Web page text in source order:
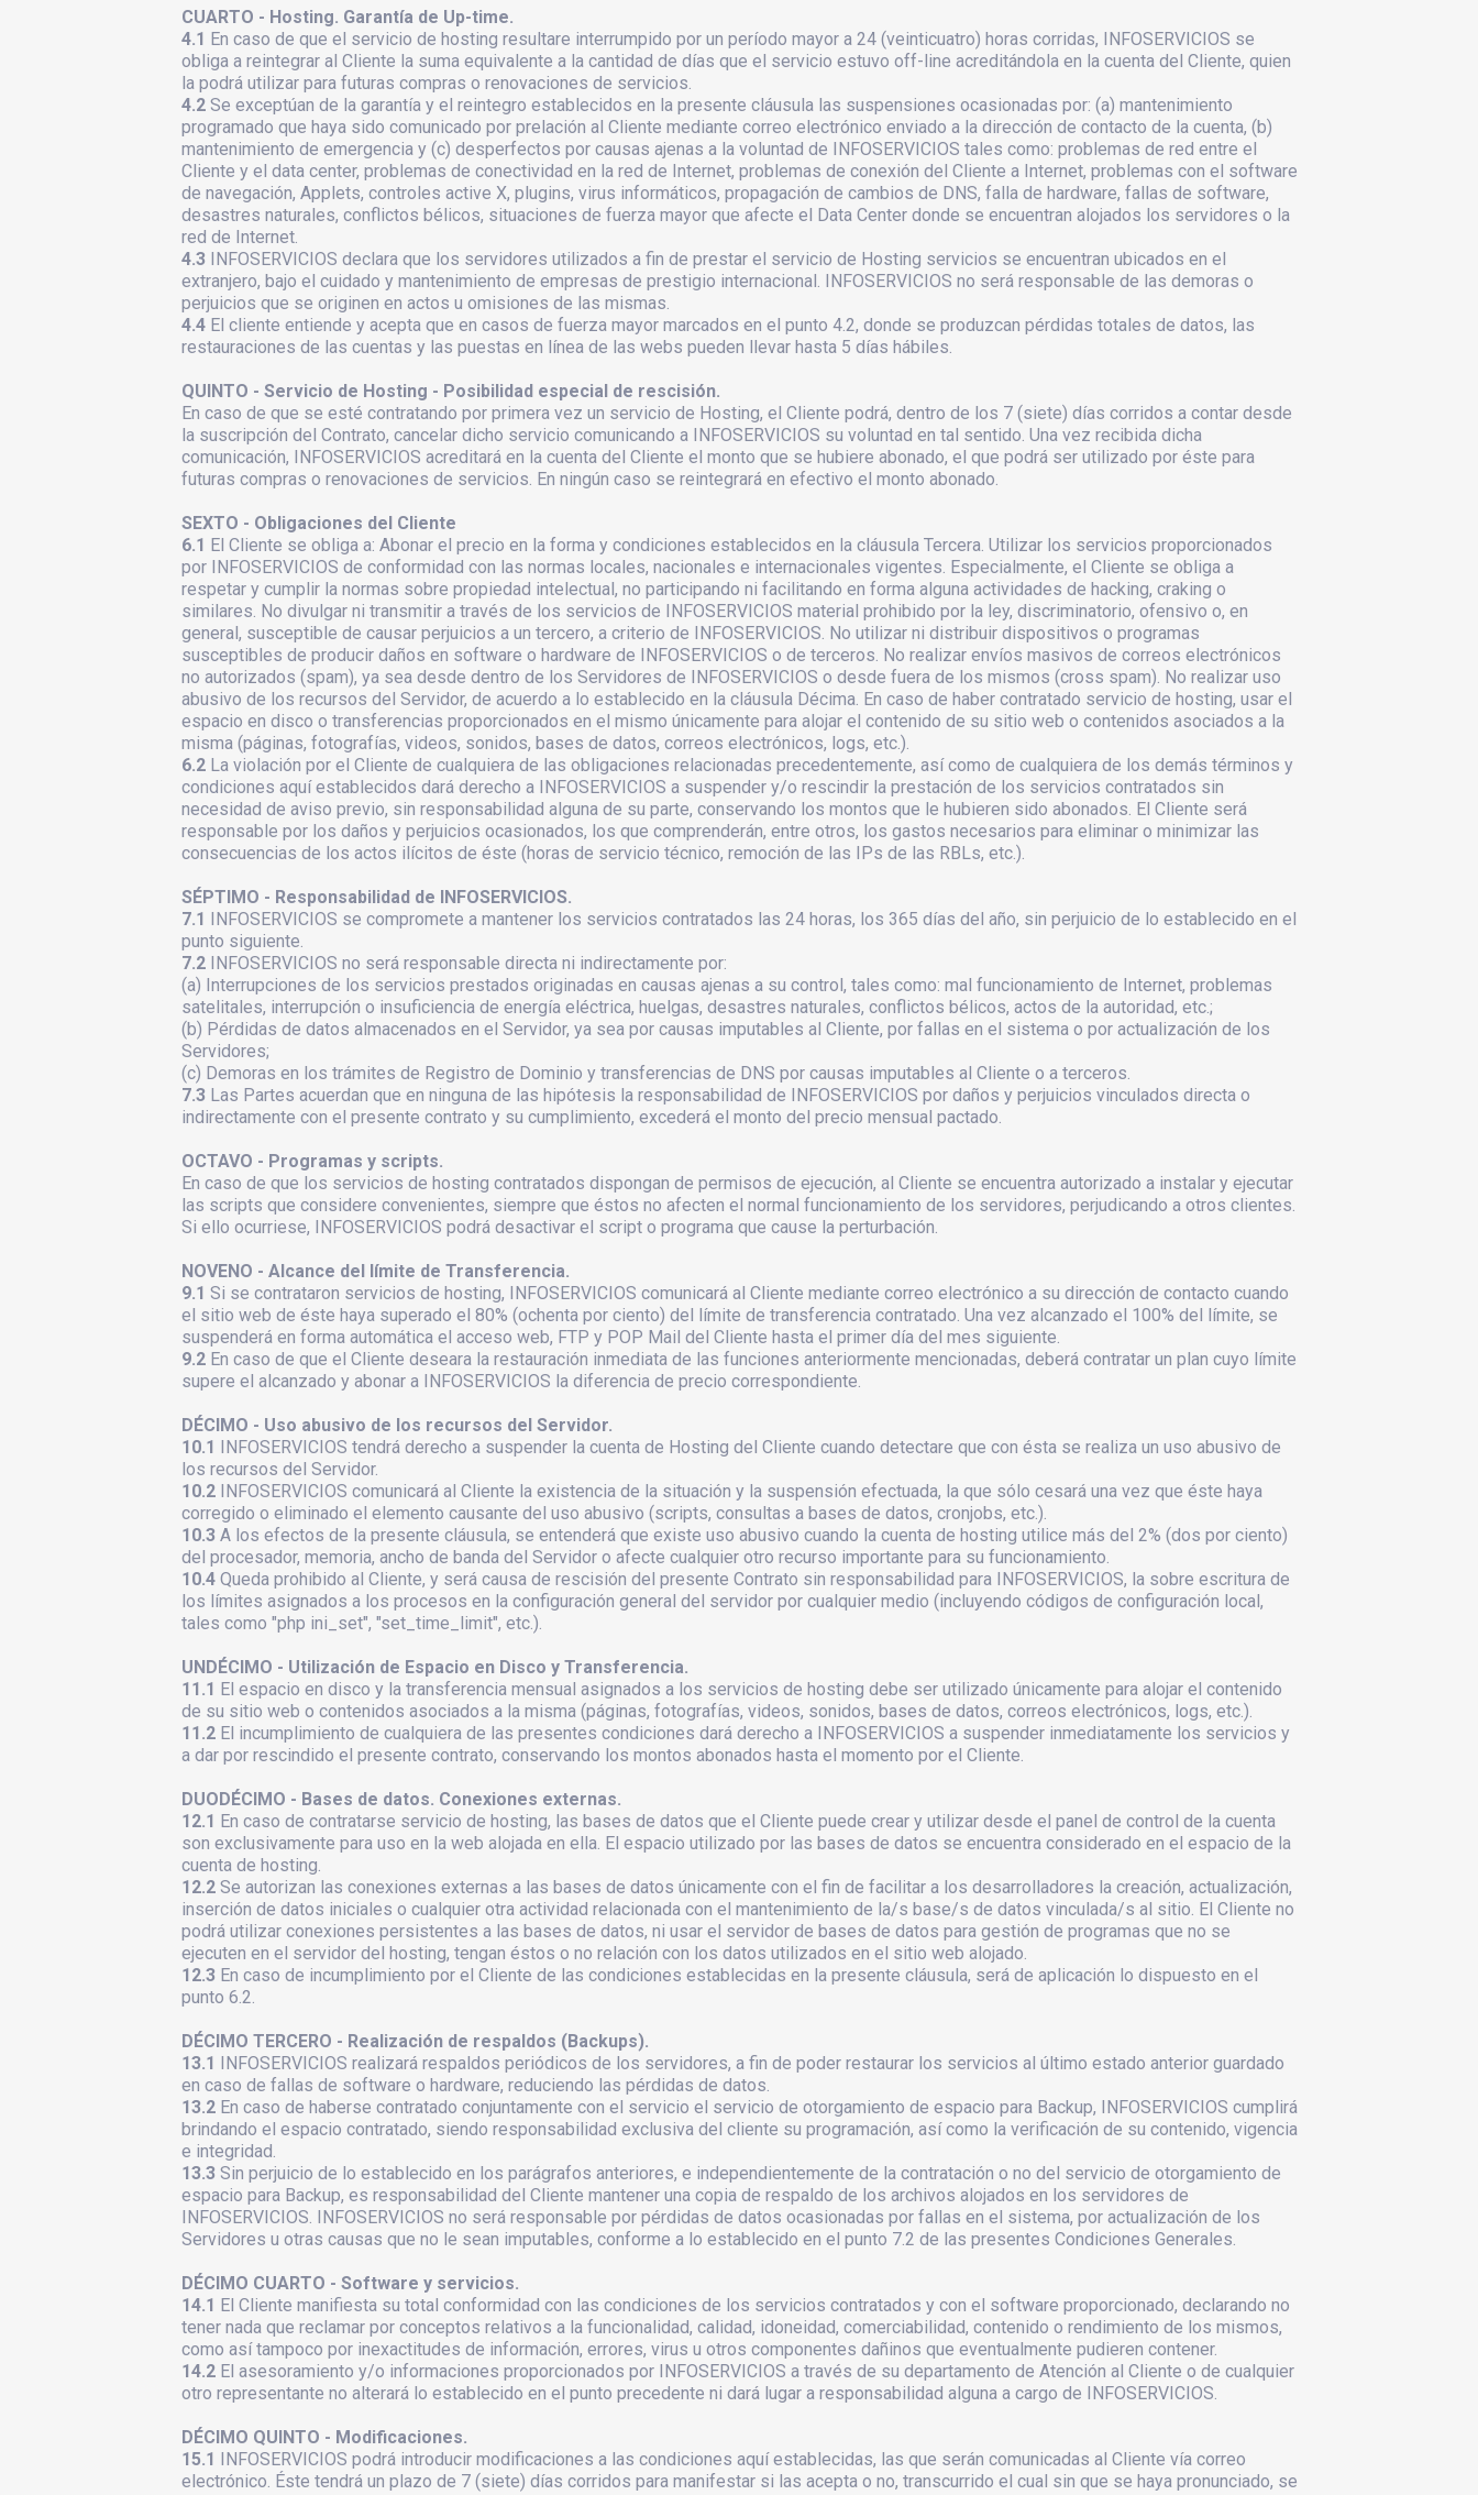
CUARTO - Hosting. Garantía de Up-time.
4.1 En caso de que el servicio de hosting resultare interrumpido por un período mayor a 24 (veinticuatro) horas corridas, INFOSERVICIOS se
obliga a reintegrar al Cliente la suma equivalente a la cantidad de días que el servicio estuvo off-line acreditándola en la cuenta del Cliente, quien
la podrá utilizar para futuras compras o renovaciones de servicios.
4.2 Se exceptúan de la garantía y el reintegro establecidos en la presente cláusula las suspensiones ocasionadas por: (a) mantenimiento
programado que haya sido comunicado por prelación al Cliente mediante correo electrónico enviado a la dirección de contacto de la cuenta, (b)
mantenimiento de emergencia y (c) desperfectos por causas ajenas a la voluntad de INFOSERVICIOS tales como: problemas de red entre el
Cliente y el data center, problemas de conectividad en la red de Internet, problemas de conexión del Cliente a Internet, problemas con el software
de navegación, Applets, controles active X, plugins, virus informáticos, propagación de cambios de DNS, falla de hardware, fallas de software,
desastres naturales, conflictos bélicos, situaciones de fuerza mayor que afecte el Data Center donde se encuentran alojados los servidores o la
red de Internet.
4.3 INFOSERVICIOS declara que los servidores utilizados a fin de prestar el servicio de Hosting servicios se encuentran ubicados en el
extranjero, bajo el cuidado y mantenimiento de empresas de prestigio internacional. INFOSERVICIOS no será responsable de las demoras o
perjuicios que se originen en actos u omisiones de las mismas.
4.4 El cliente entiende y acepta que en casos de fuerza mayor marcados en el punto 4.2, donde se produzcan pérdidas totales de datos, las
restauraciones de las cuentas y las puestas en línea de las webs pueden llevar hasta 5 días hábiles.
QUINTO - Servicio de Hosting - Posibilidad especial de rescisión.
En caso de que se esté contratando por primera vez un servicio de Hosting, el Cliente podrá, dentro de los 7 (siete) días corridos a contar desde
la suscripción del Contrato, cancelar dicho servicio comunicando a INFOSERVICIOS su voluntad en tal sentido. Una vez recibida dicha
comunicación, INFOSERVICIOS acreditará en la cuenta del Cliente el monto que se hubiere abonado, el que podrá ser utilizado por éste para
futuras compras o renovaciones de servicios. En ningún caso se reintegrará en efectivo el monto abonado.
SEXTO - Obligaciones del Cliente
6.1 El Cliente se obliga a: Abonar el precio en la forma y condiciones establecidos en la cláusula Tercera. Utilizar los servicios proporcionados
por INFOSERVICIOS de conformidad con las normas locales, nacionales e internacionales vigentes. Especialmente, el Cliente se obliga a
respetar y cumplir la normas sobre propiedad intelectual, no participando ni facilitando en forma alguna actividades de hacking, craking o
similares. No divulgar ni transmitir a través de los servicios de INFOSERVICIOS material prohibido por la ley, discriminatorio, ofensivo o, en
general, susceptible de causar perjuicios a un tercero, a criterio de INFOSERVICIOS. No utilizar ni distribuir dispositivos o programas
susceptibles de producir daños en software o hardware de INFOSERVICIOS o de terceros. No realizar envíos masivos de correos electrónicos
no autorizados (spam), ya sea desde dentro de los Servidores de INFOSERVICIOS o desde fuera de los mismos (cross spam). No realizar uso
abusivo de los recursos del Servidor, de acuerdo a lo establecido en la cláusula Décima. En caso de haber contratado servicio de hosting, usar el
espacio en disco o transferencias proporcionados en el mismo únicamente para alojar el contenido de su sitio web o contenidos asociados a la
misma (páginas, fotografías, videos, sonidos, bases de datos, correos electrónicos, logs, etc.).
6.2 La violación por el Cliente de cualquiera de las obligaciones relacionadas precedentemente, así como de cualquiera de los demás términos y
condiciones aquí establecidos dará derecho a INFOSERVICIOS a suspender y/o rescindir la prestación de los servicios contratados sin
necesidad de aviso previo, sin responsabilidad alguna de su parte, conservando los montos que le hubieren sido abonados. El Cliente será
responsable por los daños y perjuicios ocasionados, los que comprenderán, entre otros, los gastos necesarios para eliminar o minimizar las
consecuencias de los actos ilícitos de éste (horas de servicio técnico, remoción de las IPs de las RBLs, etc.).
SÉPTIMO - Responsabilidad de INFOSERVICIOS.
7.1 INFOSERVICIOS se compromete a mantener los servicios contratados las 24 horas, los 365 días del año, sin perjuicio de lo establecido en el
punto siguiente.
7.2 INFOSERVICIOS no será responsable directa ni indirectamente por:
(a) Interrupciones de los servicios prestados originadas en causas ajenas a su control, tales como: mal funcionamiento de Internet, problemas
satelitales, interrupción o insuficiencia de energía eléctrica, huelgas, desastres naturales, conflictos bélicos, actos de la autoridad, etc.;
(b) Pérdidas de datos almacenados en el Servidor, ya sea por causas imputables al Cliente, por fallas en el sistema o por actualización de los
Servidores;
(c) Demoras en los trámites de Registro de Dominio y transferencias de DNS por causas imputables al Cliente o a terceros.
7.3 Las Partes acuerdan que en ninguna de las hipótesis la responsabilidad de INFOSERVICIOS por daños y perjuicios vinculados directa o
indirectamente con el presente contrato y su cumplimiento, excederá el monto del precio mensual pactado.
OCTAVO - Programas y scripts.
En caso de que los servicios de hosting contratados dispongan de permisos de ejecución, al Cliente se encuentra autorizado a instalar y ejecutar
las scripts que considere convenientes, siempre que éstos no afecten el normal funcionamiento de los servidores, perjudicando a otros clientes.
Si ello ocurriese, INFOSERVICIOS podrá desactivar el script o programa que cause la perturbación.
NOVENO - Alcance del límite de Transferencia.
9.1 Si se contrataron servicios de hosting, INFOSERVICIOS comunicará al Cliente mediante correo electrónico a su dirección de contacto cuando
el sitio web de éste haya superado el 80% (ochenta por ciento) del límite de transferencia contratado. Una vez alcanzado el 100% del límite, se
suspenderá en forma automática el acceso web, FTP y POP Mail del Cliente hasta el primer día del mes siguiente.
9.2 En caso de que el Cliente deseara la restauración inmediata de las funciones anteriormente mencionadas, deberá contratar un plan cuyo límite
supere el alcanzado y abonar a INFOSERVICIOS la diferencia de precio correspondiente.
DÉCIMO - Uso abusivo de los recursos del Servidor.
10.1 INFOSERVICIOS tendrá derecho a suspender la cuenta de Hosting del Cliente cuando detectare que con ésta se realiza un uso abusivo de
los recursos del Servidor.
10.2 INFOSERVICIOS comunicará al Cliente la existencia de la situación y la suspensión efectuada, la que sólo cesará una vez que éste haya
corregido o eliminado el elemento causante del uso abusivo (scripts, consultas a bases de datos, cronjobs, etc.).
10.3 A los efectos de la presente cláusula, se entenderá que existe uso abusivo cuando la cuenta de hosting utilice más del 2% (dos por ciento)
del procesador, memoria, ancho de banda del Servidor o afecte cualquier otro recurso importante para su funcionamiento.
10.4 Queda prohibido al Cliente, y será causa de rescisión del presente Contrato sin responsabilidad para INFOSERVICIOS, la sobre escritura de
los límites asignados a los procesos en la configuración general del servidor por cualquier medio (incluyendo códigos de configuración local,
tales como "php ini_set", "set_time_limit", etc.).
UNDÉCIMO - Utilización de Espacio en Disco y Transferencia.
11.1 El espacio en disco y la transferencia mensual asignados a los servicios de hosting debe ser utilizado únicamente para alojar el contenido
de su sitio web o contenidos asociados a la misma (páginas, fotografías, videos, sonidos, bases de datos, correos electrónicos, logs, etc.).
11.2 El incumplimiento de cualquiera de las presentes condiciones dará derecho a INFOSERVICIOS a suspender inmediatamente los servicios y
a dar por rescindido el presente contrato, conservando los montos abonados hasta el momento por el Cliente.
DUODÉCIMO - Bases de datos. Conexiones externas.
12.1 En caso de contratarse servicio de hosting, las bases de datos que el Cliente puede crear y utilizar desde el panel de control de la cuenta
son exclusivamente para uso en la web alojada en ella. El espacio utilizado por las bases de datos se encuentra considerado en el espacio de la
cuenta de hosting.
12.2Se autorizan las conexiones externas a las bases de datos únicamente con el fin de facilitar a los desarrolladores la creación, actualización,
inserción de datos iniciales o cualquier otra actividad relacionada con el mantenimiento de la/s base/s de datos vinculada/s al sitio. El Cliente no
podrá utilizar conexiones persistentes a las bases de datos, ni usar el servidor de bases de datos para gestión de programas que no se
ejecuten en el servidor del hosting, tengan éstos o no relación con los datos utilizados en el sitio web alojado.
12.3 En caso de incumplimiento por el Cliente de las condiciones establecidas en la presente cláusula, será de aplicación lo dispuesto en el
punto 6.2.
DÉCIMO TERCERO - Realización de respaldos (Backups).
13.1 INFOSERVICIOS realizará respaldos periódicos de los servidores, a fin de poder restaurar los servicios al último estado anterior guardado
en caso de fallas de software o hardware, reduciendo las pérdidas de datos.
13.2 En caso de haberse contratado conjuntamente con el servicio el servicio de otorgamiento de espacio para Backup, INFOSERVICIOS cumplirá
brindando el espacio contratado, siendo responsabilidad exclusiva del cliente su programación, así como la verificación de su contenido, vigencia
e integridad.
13.3 Sin perjuicio de lo establecido en los parágrafos anteriores, e independientemente de la contratación o no del servicio de otorgamiento de
espacio para Backup, es responsabilidad del Cliente mantener una copia de respaldo de los archivos alojados en los servidores de
INFOSERVICIOS. INFOSERVICIOS no será responsable por pérdidas de datos ocasionadas por fallas en el sistema, por actualización de los
Servidores u otras causas que no le sean imputables, conforme a lo establecido en el punto 7.2 de las presentes Condiciones Generales.
DÉCIMO CUARTO - Software y servicios.
14.1 El Cliente manifiesta su total conformidad con las condiciones de los servicios contratados y con el software proporcionado, declarando no
tener nada que reclamar por conceptos relativos a la funcionalidad, calidad, idoneidad, comerciabilidad, contenido o rendimiento de los mismos,
como así tampoco por inexactitudes de información, errores, virus u otros componentes dañinos que eventualmente pudieren contener.
14.2 El asesoramiento y/o informaciones proporcionados por INFOSERVICIOS a través de su departamento de Atención al Cliente o de cualquier
otro representante no alterará lo establecido en el punto precedente ni dará lugar a responsabilidad alguna a cargo de INFOSERVICIOS.
DÉCIMO QUINTO - Modificaciones.
15.1 INFOSERVICIOS podrá introducir modificaciones a las condiciones aquí establecidas, las que serán comunicadas al Cliente vía correo
electrónico. Éste tendrá un plazo de 7 (siete) días corridos para manifestar si las acepta o no, transcurrido el cual sin que se haya pronunciado, se